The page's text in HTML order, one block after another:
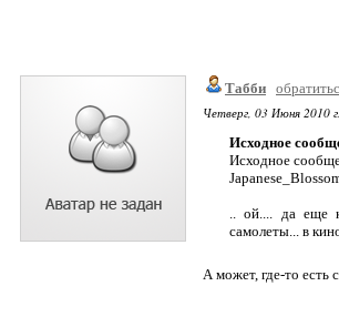
Табби
Четверг, 03 Июня 2010
Исходное
Исходное
.. ой.... да еще
самолеты... в
А может, где-то есть